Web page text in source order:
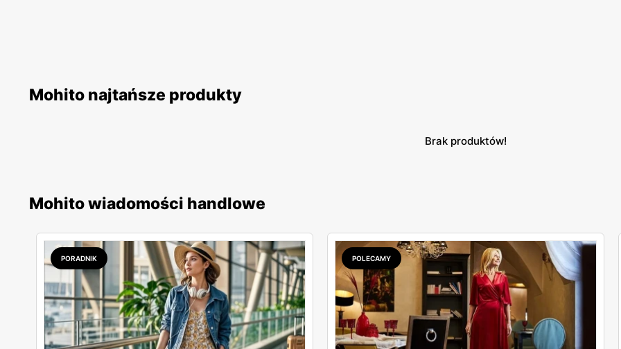
Mohito najtańsze produkty
Brak produktów!
Mohito wiadomości handlowe
PORADNIK POLECAMY